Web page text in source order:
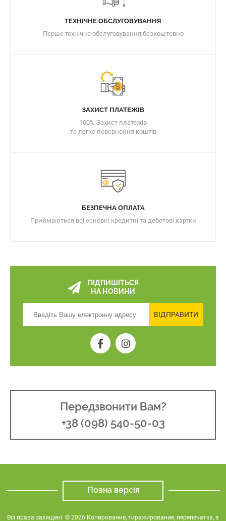
ТЕХНІЧНЕ ОБСЛУГОВУВАННЯ
Перше технічне обслуговування безкоштовно
ЗАХИСТ ПЛАТЕЖІВ
100% Захист платежів
та легке повернення коштів
БЕЗПЕЧНА ОПЛАТА
Приймаються всі основні кредитні та дебетові картки
ПІДПИШІТЬСЯ
НА НОВИНИ
ВІДПРАВИТИ
Передзвонити Вам?
+38 (098) 540-50-03
Повна версія
Всі права захищені. © 2026 Копирование, тиражирование, перепечатка, а